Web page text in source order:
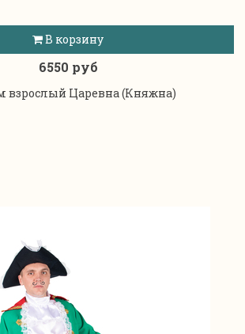
В корзину
6550 руб
взрослый Царевна (Княжна)